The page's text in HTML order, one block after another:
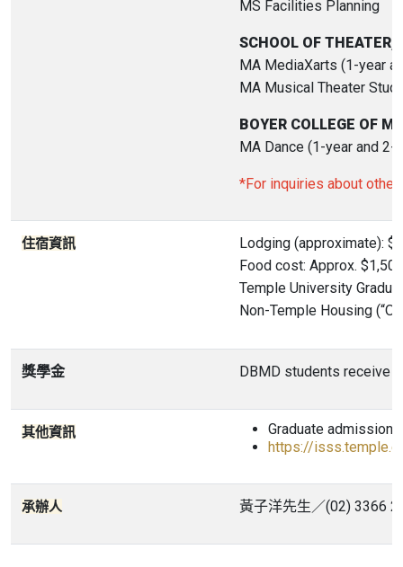
MS Facilities Planning
SCHOOL OF
MA MediaXarts (1-year
MA Musical Theater
BOYER COLLEGE OF
MA Dance (1-year and 2-
*For inquiries about
住宿資訊
Lodging (approximate):
Food cost: Approx.
Temple University
Non-Temple Housing
獎學金 DBMD students receive
其他資訊
Graduate admission
https://
承辦人 黃子洋先生／(02) 3366